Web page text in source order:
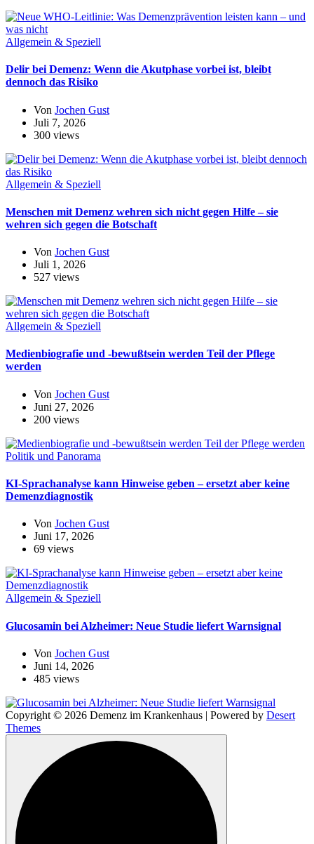
Allgemein & Speziell
Delir bei Demenz: Wenn die Akutphase vorbei ist, bleibt
dennoch das Risiko
Von Jochen Gust
Juli 7, 2026
300 views
Allgemein & Speziell
Menschen mit Demenz wehren sich nicht gegen Hilfe – sie
wehren sich gegen die Botschaft
Von Jochen Gust
Juli 1, 2026
527 views
Allgemein & Speziell
Medienbiografie und -bewußtsein werden Teil der Pflege
werden
Von Jochen Gust
Juni 27, 2026
200 views
Politik und Panorama
KI-Sprachanalyse kann Hinweise geben – ersetzt aber keine
Demenzdiagnostik
Von Jochen Gust
Juni 17, 2026
69 views
Allgemein & Speziell
Glucosamin bei Alzheimer: Neue Studie liefert Warnsignal
Von Jochen Gust
Juni 14, 2026
485 views
Copyright © 2026 Demenz im Krankenhaus | Powered by Desert
Themes